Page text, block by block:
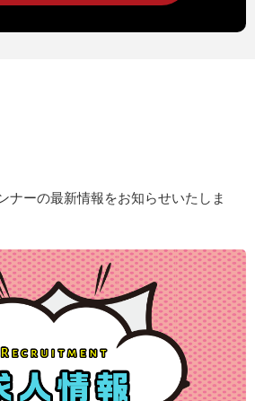
ナーの最新情報をお知らせいたしま